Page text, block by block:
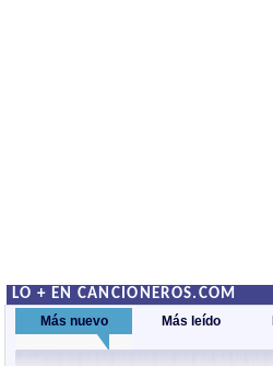
LO + EN CANCIONEROS.COM
Más nuevo Más leído